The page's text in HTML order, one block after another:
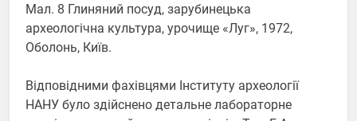
Мал. 8 Глиняний посуд, зарубинецька
археологічна культура, урочище «Луг», 1972,
Оболонь, Київ.
Відповідними фахівцями Інституту археології
НАНУ було здійснено детальне лабораторне